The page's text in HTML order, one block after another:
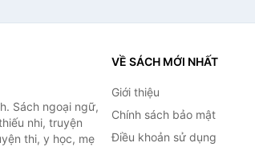
Sách ngoại ngữ,
nhi, truyện
thi, y học, mẹ
VỀ SÁCH MỚI NHẤT
Giới thiệu
Chính sách bảo mật
Điều khoản sử dụng